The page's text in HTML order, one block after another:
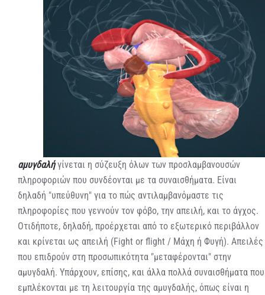
αμυγδαλή γίνεται η σύζευξη όλων των προσλαμβανουσών
πληροφοριών που συνδέονται με τα συναισθήματα. Είναι
δηλαδή "υπεύθυνη" για το πώς αντιλαμβανόμαστε τις
πληροφορίες που γεννούν τον φόβο, την απειλή, και το άγχος.
Οτιδήποτε, δηλαδή, προέρχεται από το εξωτερικό περιβάλλον
και κρίνεται ως απειλή (Fight or flight / Μάχη ή Φυγή). Απειλές
που επιδρούν στη προσωπικότητα "μεταφέρονται" στην
αμυγδαλή. Υπάρχουν, επίσης, και άλλα πολλά συναισθήματα που
εμπλέκονται με τη λειτουργία της αμυγδαλής, όπως είναι η